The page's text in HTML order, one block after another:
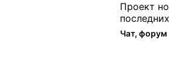
Проект
именно
рарок,